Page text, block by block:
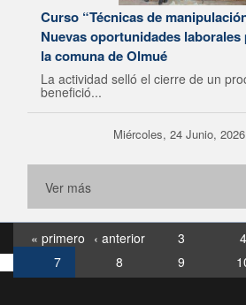
Curso “Técnicas de
Nuevas oportunidades laborales
la comuna de Olmué
La actividad selló el cierre de un
benefició...
Miércoles, 24 Junio,
Ver más
« primero ‹ anterior 3 4
7
8 9